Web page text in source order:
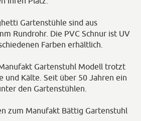
Gartenstühle sind aus
Rundrohr. Die PVC Schnur ist UV
Farben erhältlich.
Gartenstuhl Modell trotzt
und Kälte. Seit über 50 Jahren ein
den Gartenstühlen.
zum Manufakt Bättig Gartenstuhl